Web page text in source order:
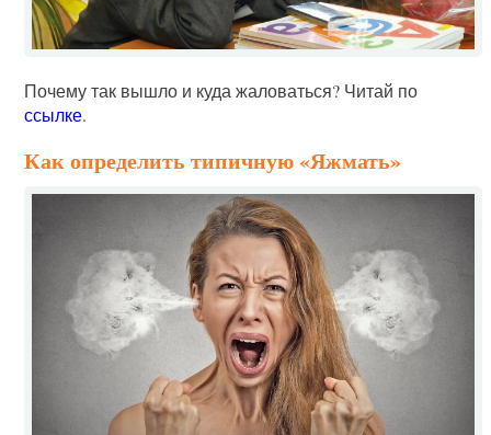
Почему так вышло и куда жаловаться? Читай по
ссылке.
Как определить типичную «Яжмать»